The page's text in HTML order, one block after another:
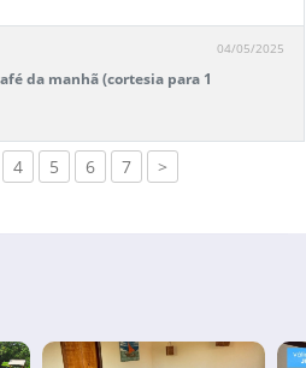
04/05/2025
da manhã (cortesia para 1
4 5 6 7 >